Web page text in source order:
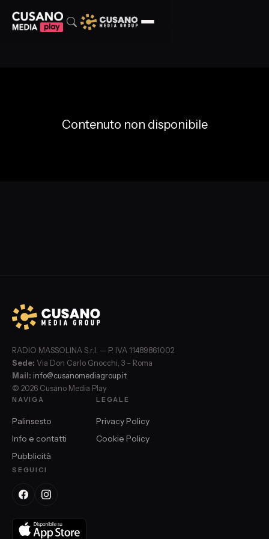
Contenuto non disponibile
RADIO MASSOLINA S.r.l. — P. IVA 11489861002
Sede: Via Don Carlo Gnocchi, 3 – Roma
Mail: info@cusanomediagroup.it
© 2026 Cusano Media Play
NAVIGA
Palinsesto
Info e contatti
Pubblicità
LEGALE
Privacy Policy
Cookie Policy
SEGUICI